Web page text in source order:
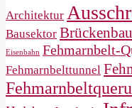
Architektur
Bausektor Brückenbau
Eisenbahn Fehmarnbelt-
Fehmarnbelttunnel